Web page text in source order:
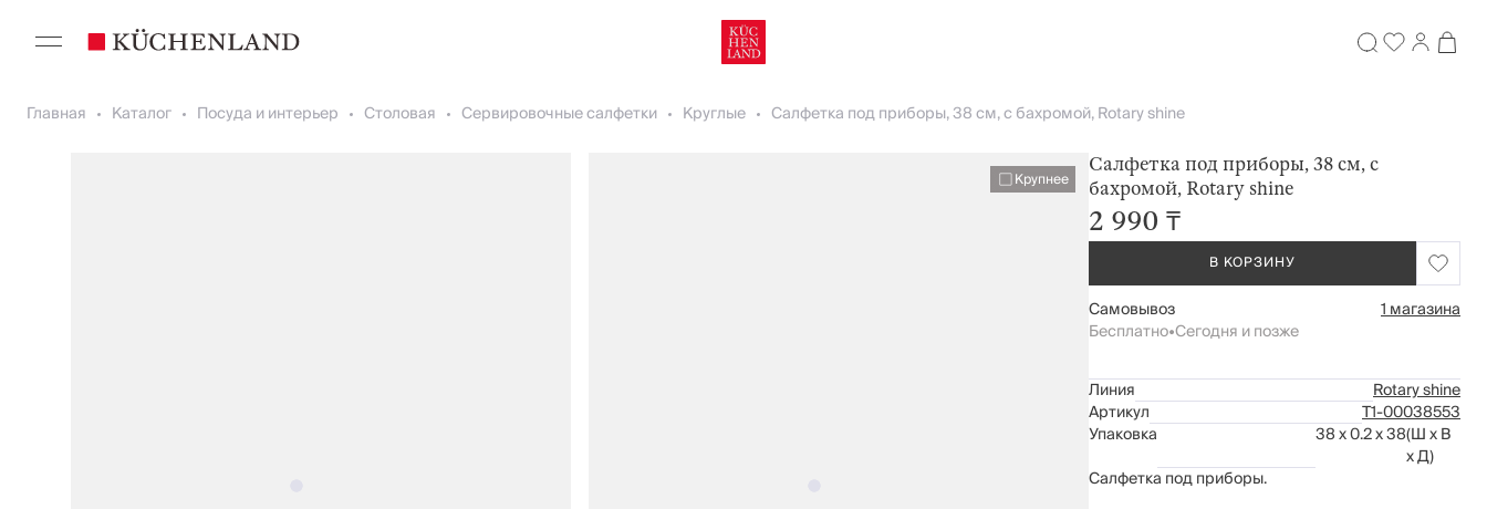
Главная Каталог Посуда и интерьер Столовая Сервировочные салфетки Круглые Салфетка под приборы, 38 см, с бахромой, Rotary shine
Крупнее
Салфетка под приборы, 38 см, с
бахромой, Rotary shine
2 990 ₸
В КОРЗИНУ
Самовывоз
1 магазина
Бесплатно•Сегодня и позже
Линия
Rotary shine
Артикул
Т1-00038553
Упаковка
38 x 0.2 x 38(Ш x В
x Д)
Салфетка под приборы.